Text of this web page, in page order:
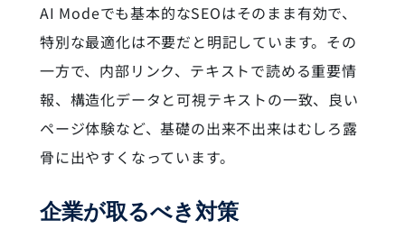
AI Modeでも基本的なSEOはそのまま有効で、
特別な最適化は不要だと明記しています。その
一方で、内部リンク、テキストで読める重要情
報、構造化データと可視テキストの一致、良い
ページ体験など、基礎の出来不出来はむしろ露
骨に出やすくなっています。
企業が取るべき対策